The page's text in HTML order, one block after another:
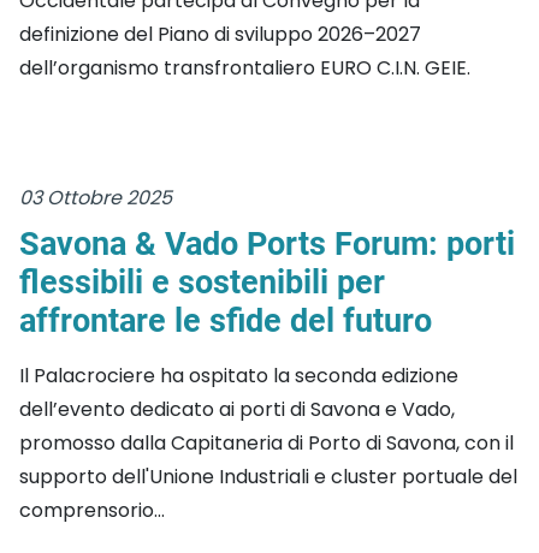
definizione del Piano di sviluppo 2026–2027
dell’organismo transfrontaliero EURO C.I.N. GEIE.
03 Ottobre 2025
Savona & Vado Ports Forum: porti
flessibili e sostenibili per
affrontare le sfide del futuro
Il Palacrociere ha ospitato la seconda edizione
dell’evento dedicato ai porti di Savona e Vado,
promosso dalla Capitaneria di Porto di Savona, con il
supporto dell'Unione Industriali e cluster portuale del
comprensorio...